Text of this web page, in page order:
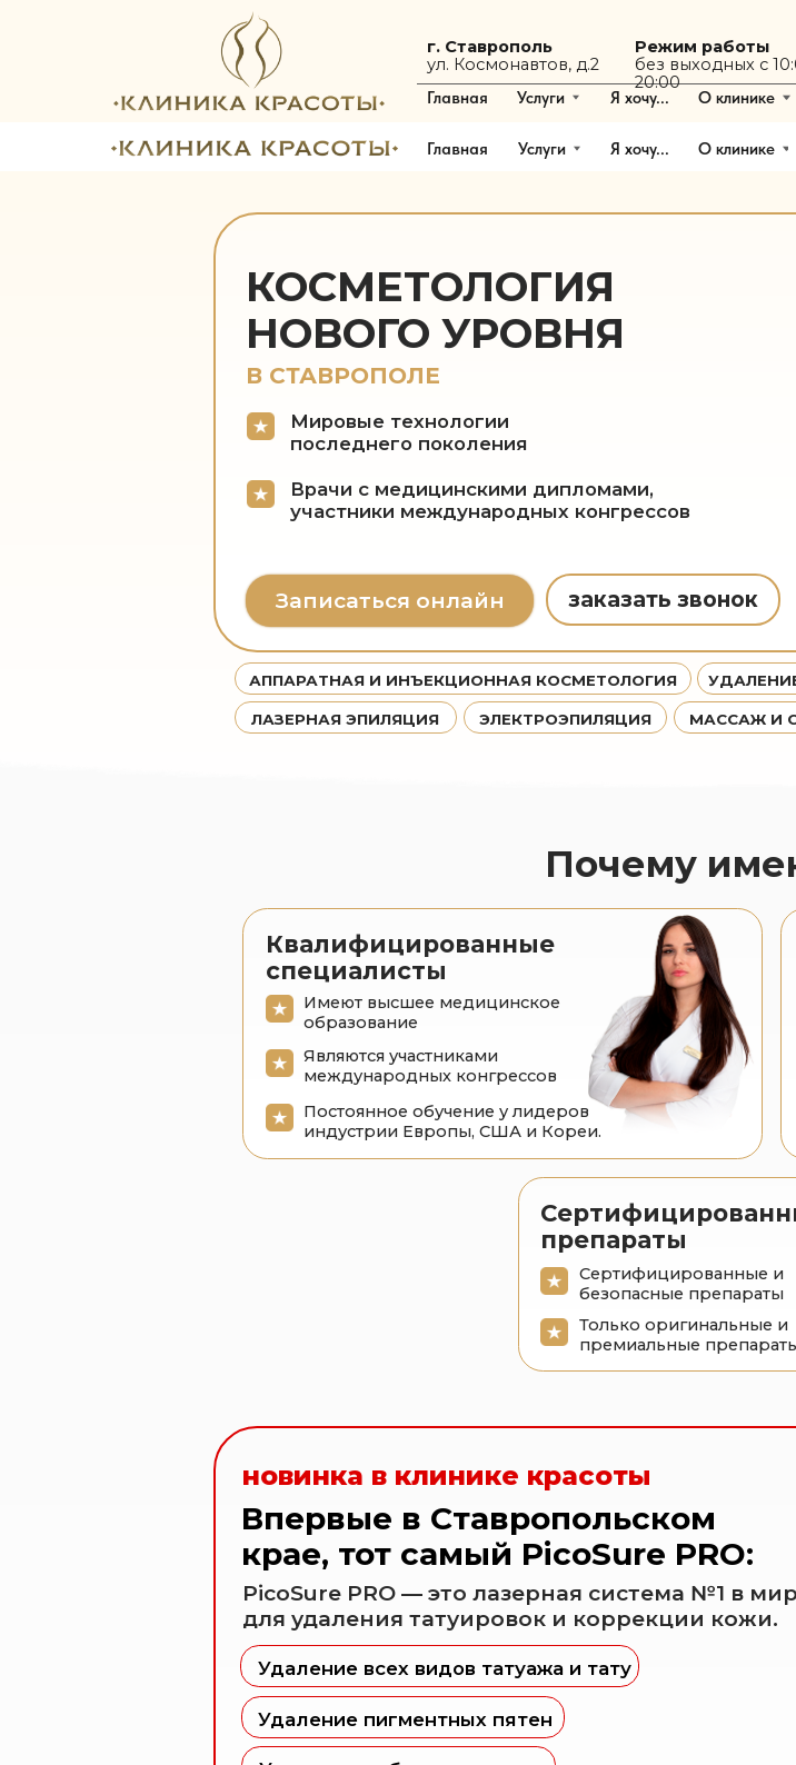
Режим работы
без выходных с 10:00 до
20:00
г. Ставрополь
ул. Космонавтов, д.2
Главная Услуги Я хочу... О клинике Товары
КОСМЕТОЛОГИЯ
НОВОГО УРОВНЯ
В СТАВРОПОЛЕ
Врачи с медицинскими дипломами,
участники международных конгрессов
Мировые технологии
УДАЛЕНИЕ ТАТУ И
ЛАЗЕРНАЯ ЭПИЛЯЦИЯ
АППАРАТНАЯ И ИНЪЕКЦИОННАЯ КОСМЕТОЛОГИЯ
от
Постоянное обучение у лидеров
индустрии Европы, США и Кореи.
Являются участниками
международных конгрессов
образование
Сертифицированные
препараты
Только оригинальные и
премиальные препараты
Сертифицированные и
безопасные препараты
Подробнее о PicoSure PRO
Лазерное омоложение
Удаление пигментных пятен
Удаление рубцов и шрамов
Удаление всех видов татуажа и тату
PicoSure PRO — это лазерная система №1 в мире
для удаления татуировок и коррекции кожи.
Впервые в Ставропольском
новинка в клинике красоты